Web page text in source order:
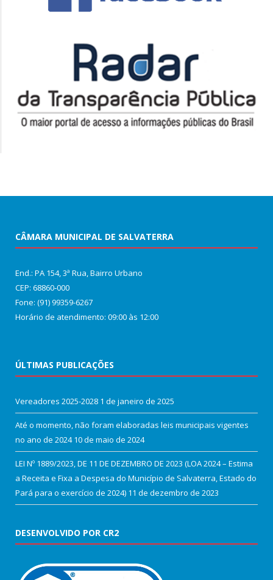
CÂMARA MUNICIPAL DE SALVATERRA
End.: PA 154, 3ª Rua, Bairro Urbano
CEP: 68860‑000
Fone: (91) 99359-6267
Horário de atendimento: 09:00 às 12:00
ÚLTIMAS PUBLICAÇÕES
Vereadores 2025-2028 1 de janeiro de 2025
Até o momento, não foram elaboradas leis municipais vigentes
no ano de 2024 10 de maio de 2024
LEI Nº 1889/2023, DE 11 DE DEZEMBRO DE 2023 (LOA 2024 – Estima
a Receita e Fixa a Despesa do Município de Salvaterra, Estado do
Pará para o exercício de 2024) 11 de dezembro de 2023
DESENVOLVIDO POR CR2